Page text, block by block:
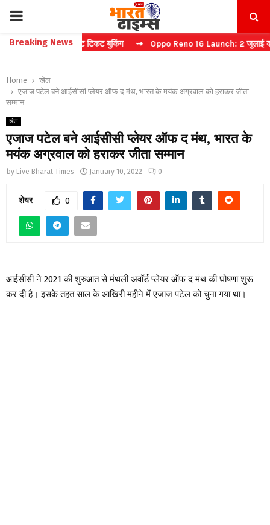
PRIMARY
MENU
Breaking News
कैप्चा करें फास्ट टिकट बुकिंग ⇝ Oppo Reno 16 Launch: 2 जुलाई को भारत
Home
खेल
एजाज पटेल बने आईसीसी प्लेयर ऑफ द मंथ, भारत के मयंक अग्रवाल को हराकर जीता
सम्मान
खेल
एजाज पटेल बने आईसीसी प्लेयर ऑफ द मंथ, भारत के
मयंक अग्रवाल को हराकर जीता सम्मान
by Live Bharat Times January 10, 2022 0
शेयर 0
आईसीसी ने 2021 की शुरुआत से मंथली अवॉर्ड प्लेयर ऑफ द मंथ की घोषणा शुरू
कर दी है। इसके तहत साल के आखिरी महीने में एजाज पटेल को चुना गया था।